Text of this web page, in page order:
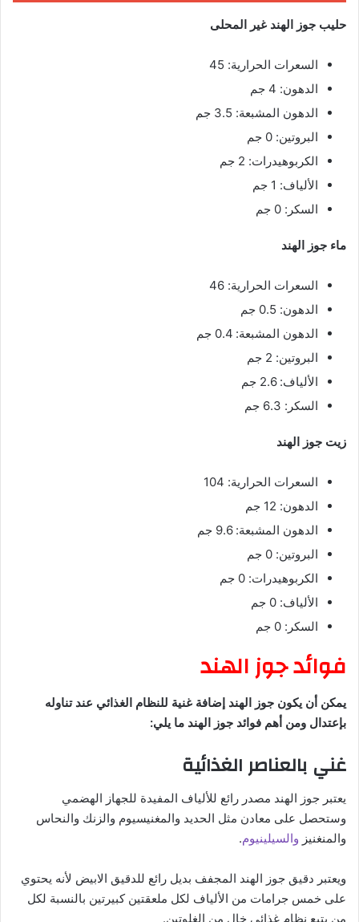
حليب جوز الهند غير المحلى
السعرات الحرارية: 45
الدهون: 4 جم
الدهون المشبعة: 3.5 جم
البروتين: 0 جم
الكربوهيدرات: 2 جم
الألياف: 1 جم
السكر: 0 جم
ماء جوز الهند
السعرات الحرارية: 46
الدهون: 0.5 جم
الدهون المشبعة: 0.4 جم
البروتين: 2 جم
الألياف: 2.6 جم
السكر: 6.3 جم
زيت جوز الهند
السعرات الحرارية: 104
الدهون: 12 جم
الدهون المشبعة: 9.6 جم
البروتين: 0 جم
الكربوهيدرات: 0 جم
الألياف: 0 جم
السكر: 0 جم
فوائد جوز الهند
يمكن أن يكون جوز الهند إضافة غنية للنظام الغذائي عند تناوله
بإعتدال ومن أهم فوائد جوز الهند ما يلي:
غني بالعناصر الغذائية
يعتبر جوز الهند مصدر رائع للألياف المفيدة للجهاز الهضمي
وستحصل على معادن مثل الحديد والمغنيسيوم والزنك والنحاس
والمنغنيز والسيلينيوم.
ويعتبر دقيق جوز الهند المجفف بديل رائع للدقيق الابيض لأنه يحتوي
على خمس جرامات من الألياف لكل ملعقتين كبيرتين بالنسبة لكل
من يتبع نظام غذائي خال من الغلوتين.